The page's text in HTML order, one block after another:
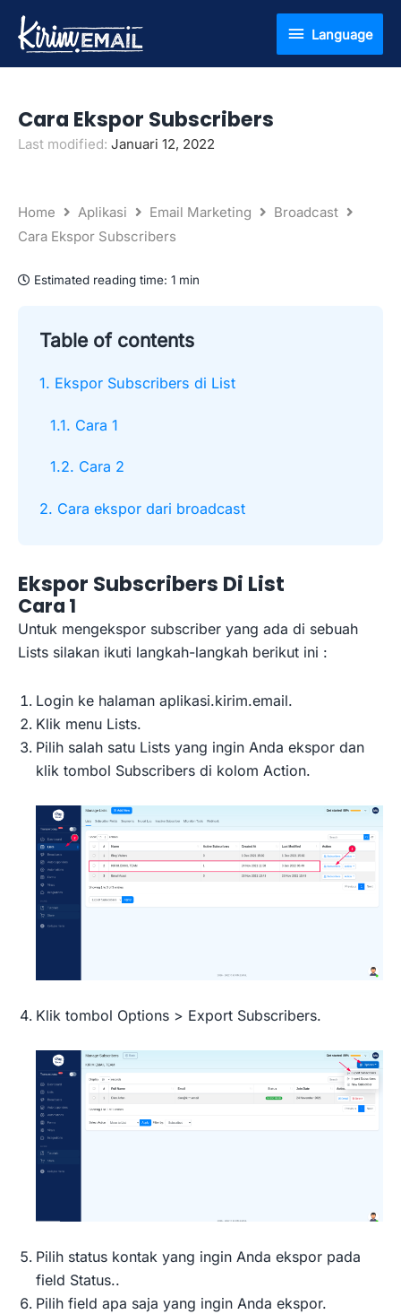
Language
Language
Cara Ekspor Subscribers
Last modified: Januari 12, 2022
Home Aplikasi Email Marketing
Broadcast
Cara Ekspor Subscribers
Estimated reading time: 1 min
Table of contents
1. Ekspor Subscribers di List
1.1. Cara 1
1.2. Cara 2
2. Cara ekspor dari broadcast
Ekspor Subscribers Di List
Cara 1
Untuk mengekspor subscriber yang ada di sebuah
Lists silakan ikuti langkah-langkah berikut ini :
Login ke halaman aplikasi.kirim.email.
Klik menu Lists.
Pilih salah satu Lists yang ingin Anda ekspor dan
klik tombol Subscribers di kolom Action.
Klik tombol Options > Export Subscribers.
Pilih status kontak yang ingin Anda ekspor pada
field Status..
Pilih field apa saja yang ingin Anda ekspor.